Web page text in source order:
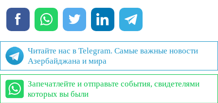
Читайте нас в Telegram. Самые важные новости
Азербайджана и мира
Запечатлейте и отправьте события, свидетелями
которых вы были